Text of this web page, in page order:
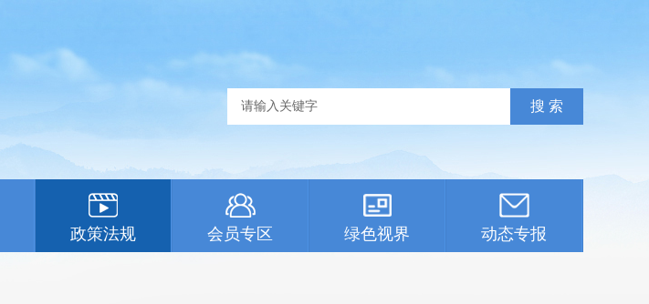
政策法规 会员专区 绿色视界 动态专报